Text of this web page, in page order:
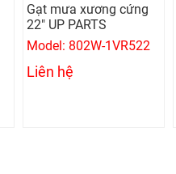
Gạt mưa xương cứng
22" UP PARTS
Model: 802W-1VR522
Liên hệ